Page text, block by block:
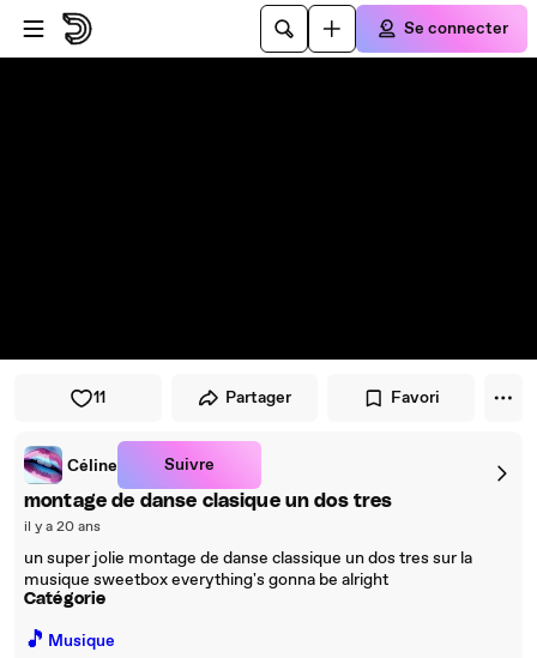
Passer au player
Passer au contenu principal
Se connecter
11 Partager Favori
Céline Suivre
montage de danse clasique un dos tres
il y a 20 ans
un super jolie montage de danse classique un dos tres sur la
musique sweetbox everything's gonna be alright
Catégorie
🎵 Musique